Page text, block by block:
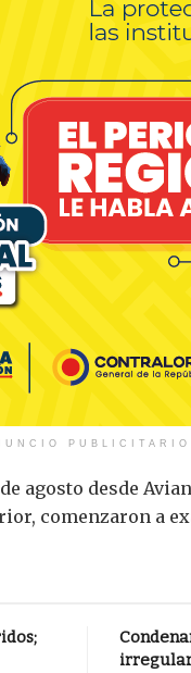
PUBLICITARIO
agosto desde
comenzaron a